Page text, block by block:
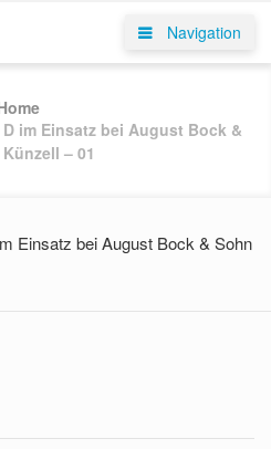
Navigation
im Einsatz bei August Bock &
– 01
Einsatz bei August Bock & Sohn